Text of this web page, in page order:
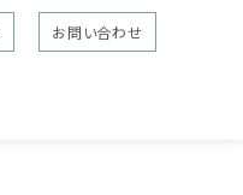
お問い合わせ